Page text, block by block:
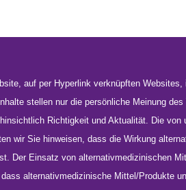
auf per Hyperlink verknüpften
stellen nur die persönliche Meinung
Richtigkeit und Aktualität. Die
wir Sie hinweisen, dass die Wirkung
Der Einsatz von alternativmedizinischen
alternativmedizinische Mittel/Produkte